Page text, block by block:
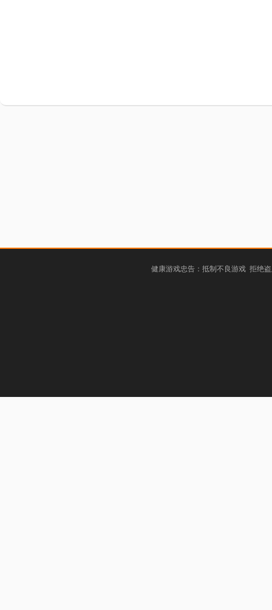
健康游戏忠告：抵制不良游戏 拒绝